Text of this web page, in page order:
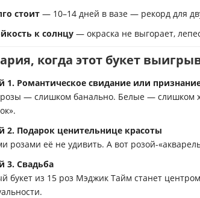
стоит — 10–14 дней в вазе — рекорд для
к солнцу — окраска не выгорает,
когда этот букет
1. Романтическое свидание или
— слишком банально. Белые — слишком
2. Подарок ценительнице красоты
розами её не удивить. А вот розой-
3. Свадьба
букет из 15 роз Мэджик Тайм станет